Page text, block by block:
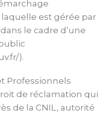
est gérée par
le cadre d’une
).
Professionnels
de réclamation qui
de la CNIL, autorité